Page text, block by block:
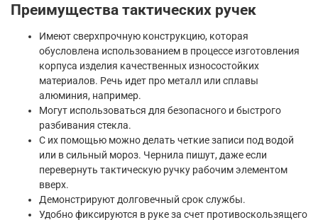
Преимущества тактических ручек
Имеют сверхпрочную конструкцию, которая
обусловлена использованием в процессе изготовления
корпуса изделия качественных износостойких
материалов. Речь идет про металл или сплавы
алюминия, например.
Могут использоваться для безопасного и быстрого
разбивания стекла.
С их помощью можно делать четкие записи под водой
или в сильный мороз. Чернила пишут, даже если
перевернуть тактическую ручку рабочим элементом
вверх.
Демонстрируют долговечный срок службы.
Удобно фиксируются в руке за счет противоскользящего